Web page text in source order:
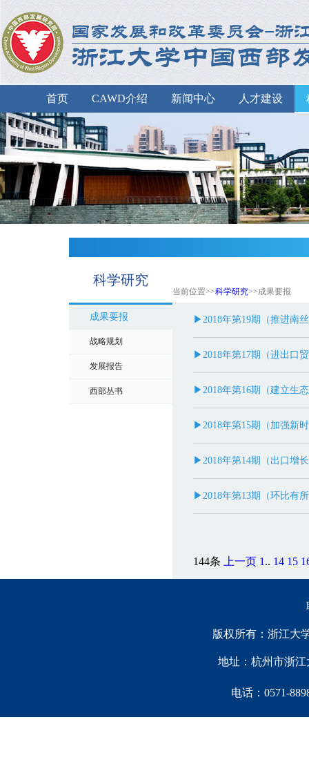
首页 CAWD介绍 新闻中心 人才建设
科学研究
当前位置>>科学研究>>成果要报
成果要报
战略规划
发展报告
西部丛书
▶2018年第19期（推进南
▶2018年第17期（进出口
▶2018年第16期（建立生
▶2018年第15期（加强新
▶2018年第14期（出口增
▶2018年第13期（环比有
144条 上一页 1 .. 14 15
版权所有：浙江大
地址：杭州市浙江
电话：0571-